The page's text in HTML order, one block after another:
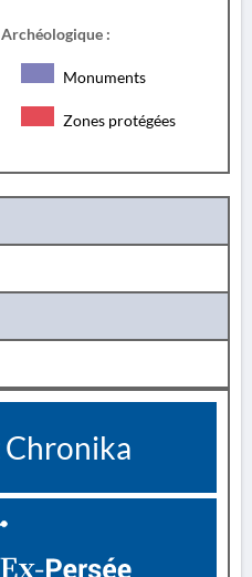
:
Monuments
Zones protégées